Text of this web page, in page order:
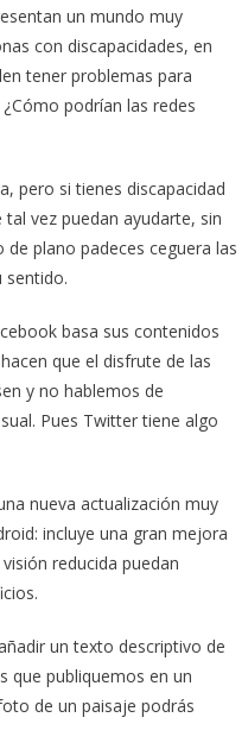
un mundo muy
con discapacidades, en
tener problemas para
podrían las redes
pero si tienes discapacidad
vez puedan ayudarte, sin
plano padeces ceguera las
sentido.
basa sus contenidos
que el disfrute de las
y no hablemos de
Pues Twitter tiene algo
nueva actualización muy
incluye una gran mejora
reducida puedan
un texto descriptivo de
que publiquemos en un
de un paisaje podrás